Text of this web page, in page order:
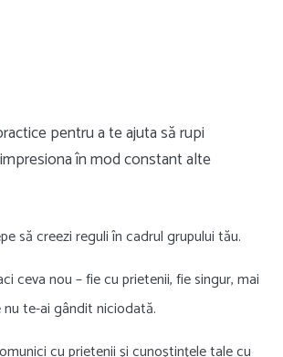
pentru a te ajuta să rupi
în mod constant alte
să creezi reguli în cadrul grupului tău.
ceva nou – fie cu prietenii, fie singur, mai
nu te-ai gândit niciodată.
cu prietenii și cunoștințele tale cu